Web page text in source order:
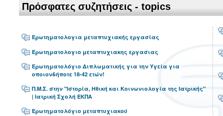
Πρόσφατες συζητήσεις - topics
Ερωτηματολογια μεταπτυχιακής εργασίας
Ερωτηματολογιο μεταπτυχιακης εργασιας
Ερωτηματολόγιο Διπλωματικής για την Υγεία για
οποιονδήποτε 18-42 ετών!
Π.Μ.Σ. στην "Ιστορία, Ηθική και Κοινωνιολογία της Ιατρικής"
| Ιατρική Σχολή ΕΚΠΑ
Ερωτηματολόγιο μεταπτυχιακού